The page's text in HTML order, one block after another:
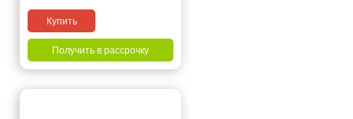
Купить
Получить в рассрочку